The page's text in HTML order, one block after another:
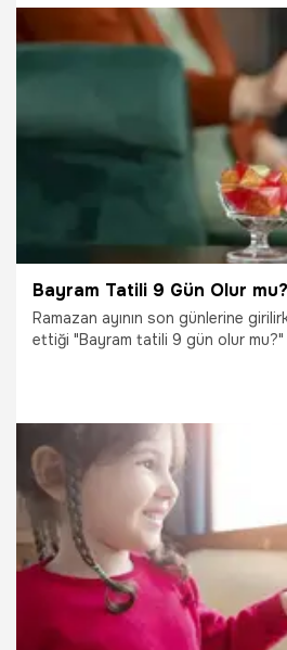
vatandaşı daha da
dini bayramı olan Kurban bayramı
Bayramı'nda kaç gün tatil olacak?
ettiği bu soruların cevapları...
Ramazan ayının son günlerine
ettiği "Bayram tatili 9 gün olur mu?"
formülü.
12.03.2026 Gündem